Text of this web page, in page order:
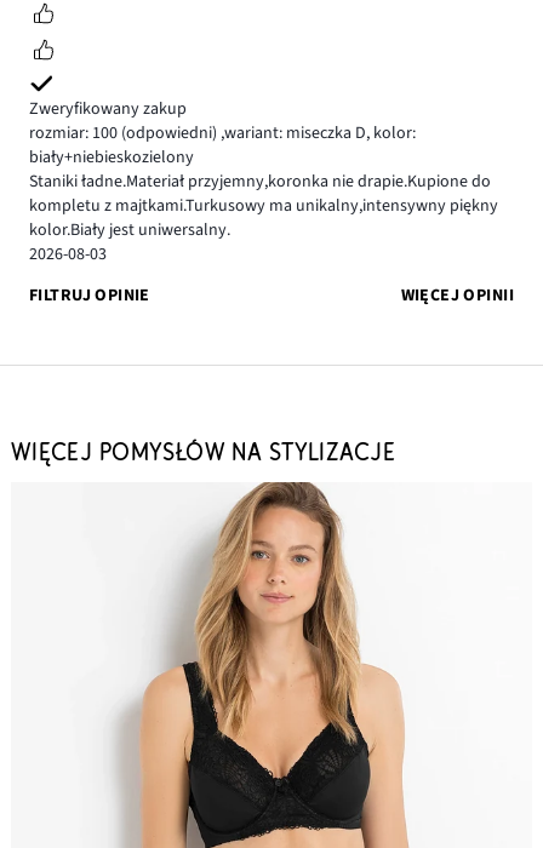
Zweryfikowany zakup
rozmiar: 100 (odpowiedni) ,wariant: miseczka D, kolor:
biały+niebieskozielony
Staniki ładne.Materiał przyjemny,koronka nie drapie.Kupione do
kompletu z majtkami.Turkusowy ma unikalny,intensywny piękny
kolor.Biały jest uniwersalny.
2026-08-03
FILTRUJ OPINIE
WIĘCEJ OPINII
WIĘCEJ POMYSŁÓW NA STYLIZACJE